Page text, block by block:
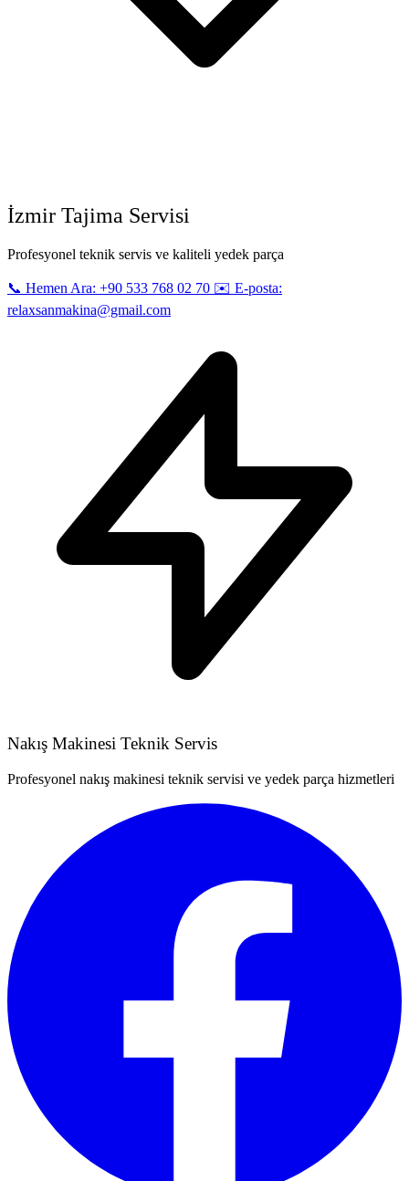
İzmir Tajima Servisi
Profesyonel teknik servis ve kaliteli yedek parça
📞 Hemen Ara: +90 533 768 02 70 ✉️ E-posta:
relaxsanmakina@gmail.com
Nakış Makinesi Teknik Servis
Profesyonel nakış makinesi teknik servisi ve yedek parça hizmetleri